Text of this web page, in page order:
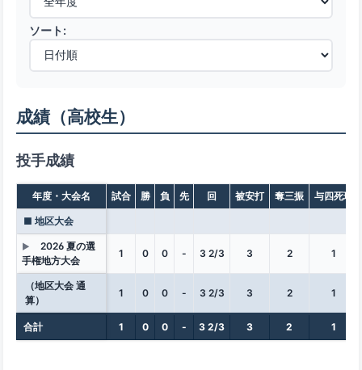
ソート:
成績（高校生）
投手成績
年度・大会名 試合 勝 負 先 回 被安打 奪三振 与四死球
■ 地区大会
▶
2026 夏の選
手権地方大会
1 0 0 - 3 2/3 3 2 1
（地区大会 通
算）
1 0 0 - 3 2/3 3 2 1
合計 1 0 0 - 3 2/3 3 2 1